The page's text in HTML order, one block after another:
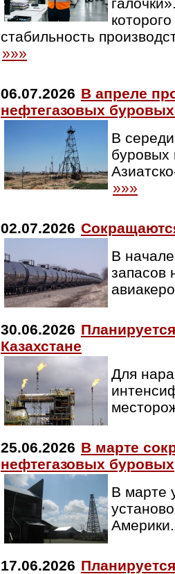
стабильность
»»»
06.07.2026 В апреле
нефтегазовых
В
буровых
»»»
02.07.2026
В
запасов
30.06.2026
Казахстане
Для
25.06.2026 В марте
нефтегазовых буровых
В марте
17.06.2026